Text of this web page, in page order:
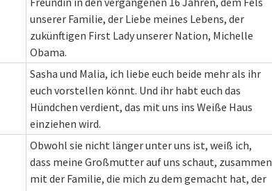
unserer Familie, der Liebe meines Lebens, der
zukünftigen First Lady unserer Nation, Michelle
Obama.
Sasha und Malia, ich liebe euch beide mehr als ihr
euch vorstellen könnt. Und ihr habt euch das
Hündchen verdient, das mit uns ins Weiße Haus
einziehen wird.
Obwohl sie nicht länger unter uns ist, weiß ich,
dass meine Großmutter auf uns schaut, zusammen
mit der Familie, die mich zu dem gemacht hat, der